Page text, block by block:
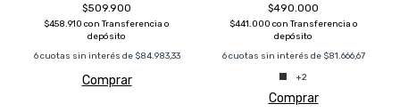
$509.900
$458.910 con Transferencia o
depósito
6 cuotas sin interés de $84.983,33
Comprar
$490.000
$441.000 con Transferencia o
depósito
6 cuotas sin interés de $81.666,67
+2
Comprar